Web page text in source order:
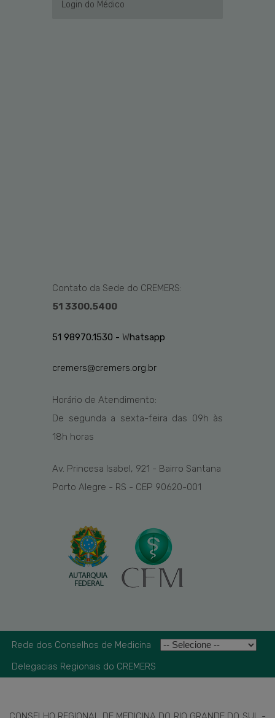
Login do Médico
Contato da Sede do CREMERS:
51 3300.5400
51 98970.1530 - Whatsapp
cremers@cremers.org.br
Horário de Atendimento:
De segunda a sexta-feira das 09h às
18h horas
Av. Princesa Isabel, 921 - Bairro Santana
Porto Alegre - RS - CEP 90620-001
Rede dos Conselhos de Medicina
Delegacias Regionais do CREMERS